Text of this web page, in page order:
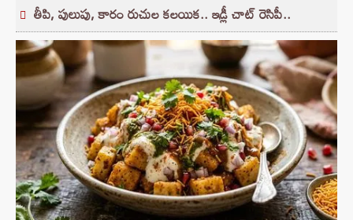
తీపి, పులుపు, కారం రుచుల కలయిక.. ఇడ్లీ చాట్ రెసిపీ..